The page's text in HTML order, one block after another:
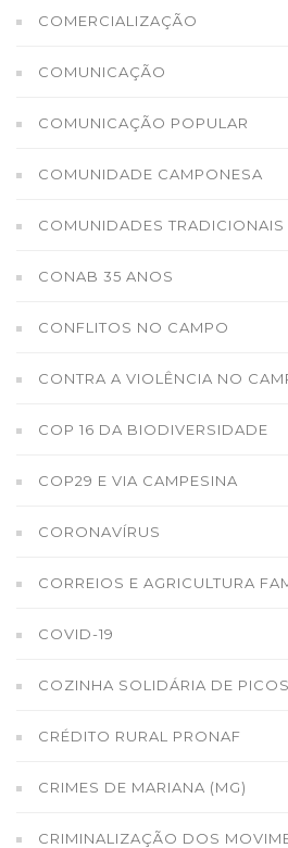
COMERCIALIZAÇÃO
COMUNICAÇÃO
COMUNICAÇÃO POPULAR
COMUNIDADE CAMPONESA
COMUNIDADES TRADICIONAIS
CONAB 35 ANOS
CONFLITOS NO CAMPO
CONTRA A VIOLÊNCIA NO
COP 16 DA BIODIVERSIDADE
COP29 E VIA CAMPESINA
CORONAVÍRUS
CORREIOS E AGRICULTURA
COVID-19
COZINHA SOLIDÁRIA DE PICOS
CRÉDITO RURAL PRONAF
CRIMES DE MARIANA (MG)
CRIMINALIZAÇÃO DOS